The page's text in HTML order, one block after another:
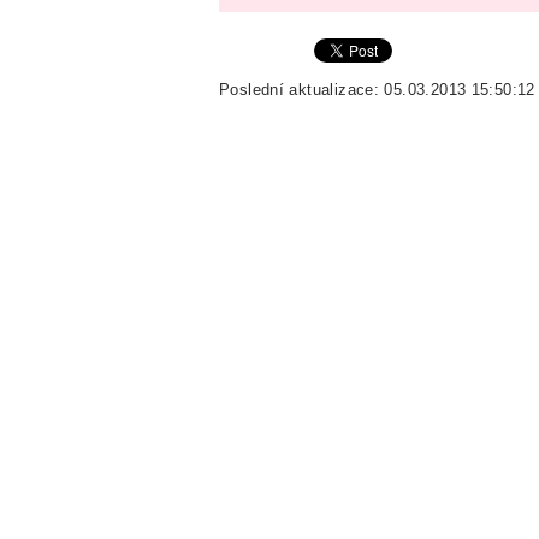
Poslední aktualizace: 05.03.2013 15:50:12